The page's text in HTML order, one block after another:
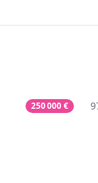
250 000€